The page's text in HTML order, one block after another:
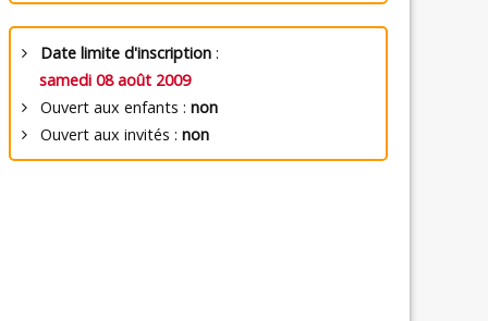
Date limite d'inscription:
samedi 08 août 2009
Ouvert aux enfants : non
Ouvert aux invités : non